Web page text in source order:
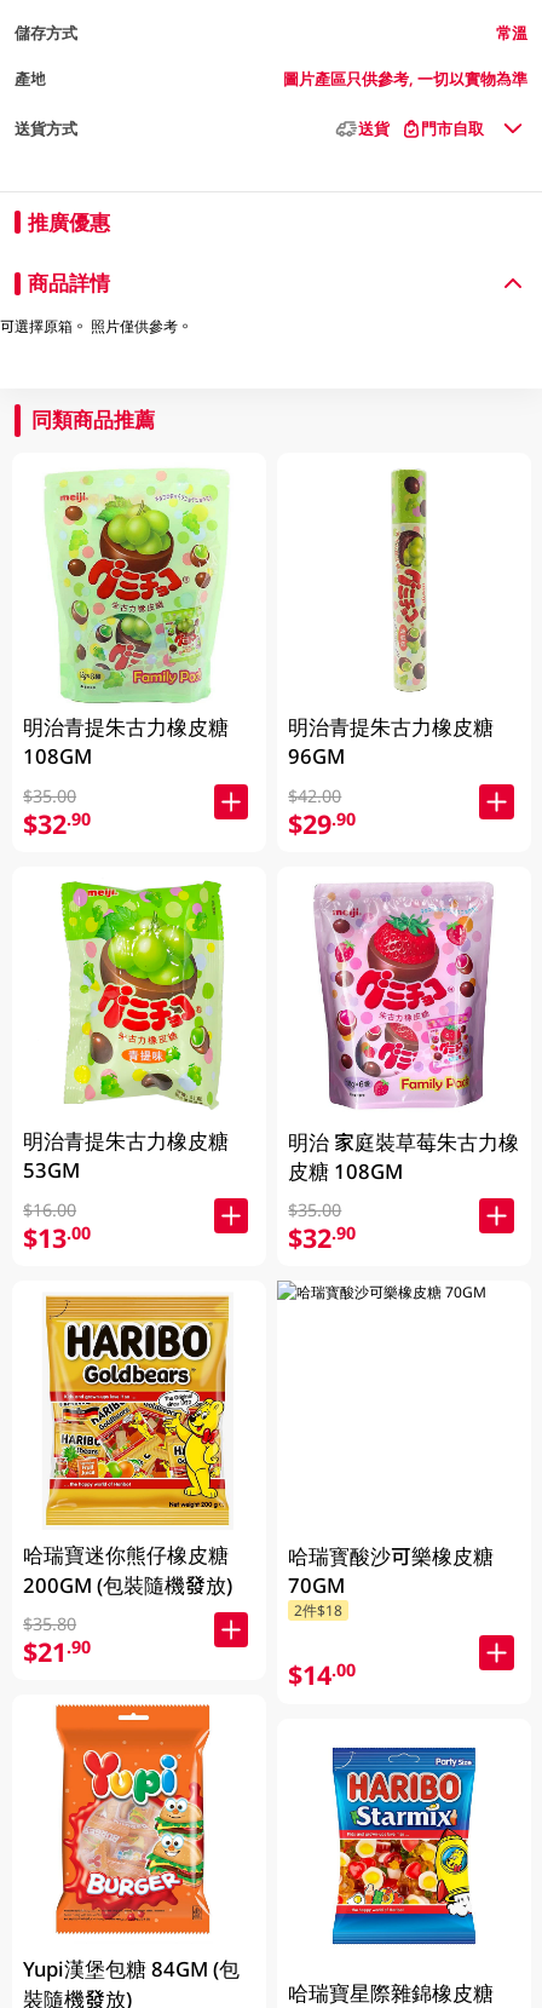
儲存方式 常溫
產地 圖片產區只供參考, 一切以實物為準
送貨方式 送貨 門市自取
推廣優惠
商品詳情
可選擇原箱。 照片僅供參考。
同類商品推薦
明治青提朱古力橡皮糖
108GM
$35.00
$32.90
明治青提朱古力橡皮糖
53GM
$16.00
$13.00
哈瑞寶迷你熊仔橡皮糖
200GM (包裝隨機發放)
$35.80
$21.90
Yupi漢堡包糖 84GM (包
裝隨機發放)
明治青提朱古力橡皮糖
96GM
$42.00
$29.90
明治 家庭裝草莓朱古力橡
皮糖 108GM
$35.00
$32.90
哈瑞寳酸沙可樂橡皮糖
70GM
2件$18
$14.00
哈瑞寶星際雜錦橡皮糖